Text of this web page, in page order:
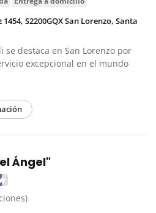
S2200GQX San Lorenzo, Santa
se destaca en San Lorenzo por
excepcional en el mundo
Ángel"